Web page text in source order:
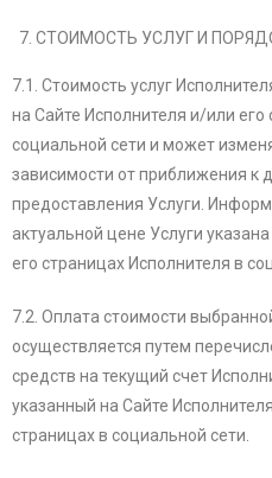
СТОИМОСТЬ УСЛУГ И
7.1. Стоимость услуг
на Сайте Исполнителя и/или его
социальной сети и может
зависимости от приближения к
предоставления Услуги.
актуальной цене Услуги
его страницах Исполнителя в
7.2. Оплата стоимости
осуществляется путем
средств на текущий счет
указанный на Сайте
страницах в социальной сети.